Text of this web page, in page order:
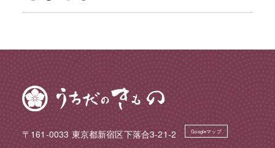
〒161-0033 東京都新宿区下落合3-21-2 Googleマップ